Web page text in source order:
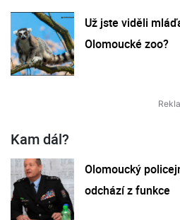
Už jste viděli
Olomoucké zoo?
Kam dál?
Olomoucký
odchází z funkce